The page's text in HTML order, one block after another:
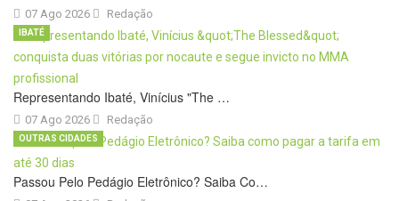
07 Ago 2026 Redação
Representando Ibaté, Vinícius "The …
07 Ago 2026
IBATÉ
Redação
Passou Pelo Pedágio Eletrônico? Saiba Co…
OUTRAS CIDADES